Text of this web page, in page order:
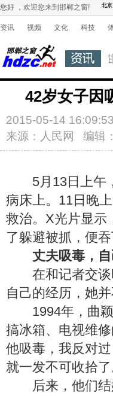
您好 ，欢迎您来到邯郸之窗!
资讯 视频 文化 科技
42岁女子因
2015-05-14 16:09:53
来源：人民网 编辑
5月13日上午，
病床上。11日晚
救治。X光片显示
了躲避被抓，便
丈夫吸毒，自
在和记者交谈
自己的经历，她
1994年，曲颖
搞冰箱、电视维
他吸毒，我反对
就一发不可收拾了
后来，他们结